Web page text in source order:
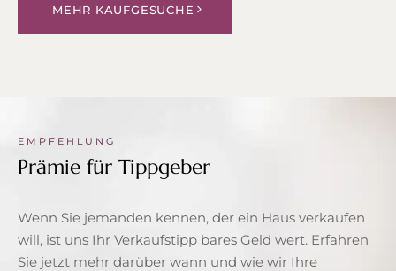
MEHR KAUFGESUCHE
EMPFEHLUNG
Prämie für Tippgeber
Wenn Sie jemanden kennen, der ein Haus verkaufen
will, ist uns Ihr Verkaufstipp bares Geld wert. Erfahren
Sie jetzt mehr darüber wann und wie wir Ihre